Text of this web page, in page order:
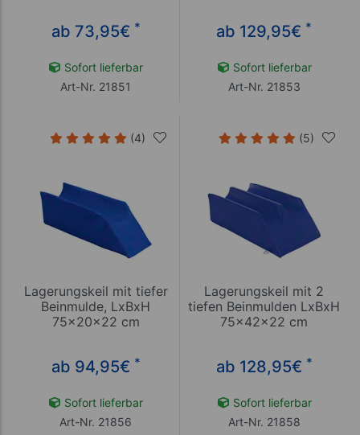
ab 73,95€ *
Sofort lieferbar
Art-Nr. 21851
ab 129,95€ *
Sofort lieferbar
Art-Nr. 21853
(4)
Lagerungskeil mit tiefer
Beinmulde, LxBxH
75x20x22 cm
ab 94,95€ *
Sofort lieferbar
Art-Nr. 21856
(5)
Lagerungskeil mit 2
tiefen Beinmulden LxBxH
75x42x22 cm
ab 128,95€ *
Sofort lieferbar
Art-Nr. 21858